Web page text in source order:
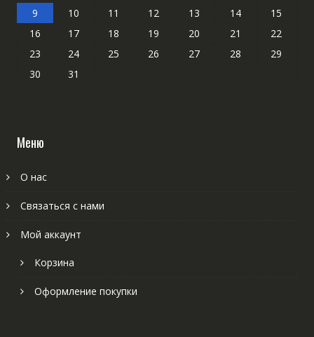
9
10 11 12 13 14
15
16
17 18 19 20 21
22
23
24 25 26 27 28
29
30
31
Меню
О нас
Связаться с нами
Мой аккаунт
Корзина
Оформление покупки